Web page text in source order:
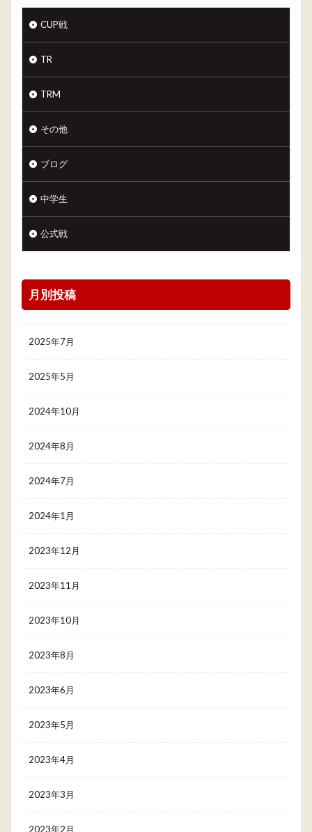
CUP戦
TR
TRM
その他
ブログ
中学生
公式戦
月別投稿
2025年7月
2025年5月
2024年10月
2024年8月
2024年7月
2024年1月
2023年12月
2023年11月
2023年10月
2023年8月
2023年6月
2023年5月
2023年4月
2023年3月
2023年2月